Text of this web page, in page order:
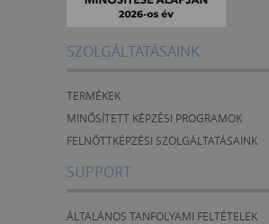
SZOLGÁLTATÁSAINK
TERMÉKEK
MINŐSÍTETT KÉPZÉSI PROGRAMOK
FELNŐTTKÉPZÉSI SZOLGÁLTATÁSAINK
SUPPORT
ÁLTALÁNOS TANFOLYAMI FELTÉTELEK